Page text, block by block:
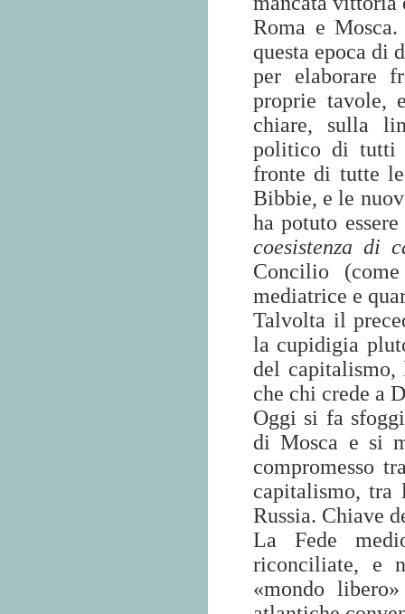
Roma e
questa epoca di
per elaborare
proprie tavole,
chiare, sulla
politico di tutti
fronte di tutte
Bibbie, e le
ha potuto
coesistenza di
Concilio
mediatrice e
Talvolta il
la cupidigia
del
che chi crede a
Oggi si fa
di Mosca e si
compromesso
capitalismo,
Russia. Chiave
La Fede
riconciliate, e
«mondo